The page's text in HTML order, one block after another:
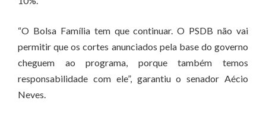
“O Bolsa Família tem que continuar. O PSDB não vai
permitir que os cortes anunciados pela base do governo
cheguem ao programa, porque também temos
responsabilidade com ele”, garantiu o senador Aécio
Neves.